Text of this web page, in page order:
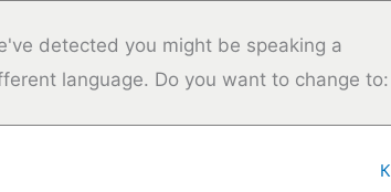
detected you might be speaking a
language. Do you want to change to: